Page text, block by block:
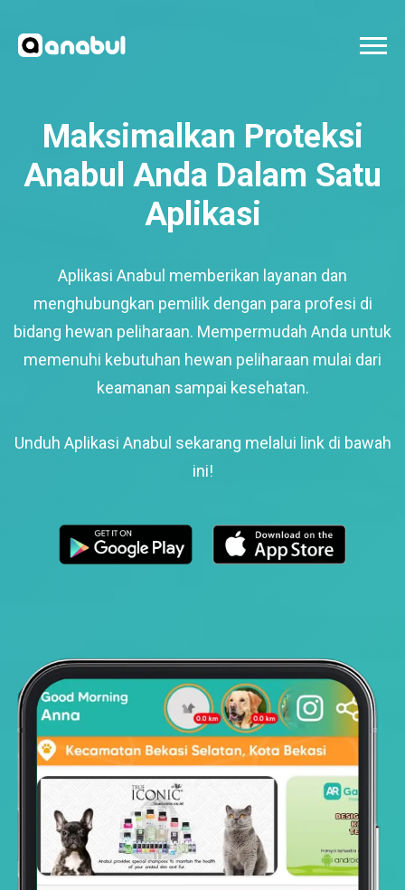
Maksimalkan Proteksi
Anabul Anda Dalam Satu
Aplikasi
Aplikasi Anabul memberikan layanan dan
menghubungkan pemilik dengan para profesi di
bidang hewan peliharaan. Mempermudah Anda untuk
memenuhi kebutuhan hewan peliharaan mulai dari
keamanan sampai kesehatan.
Unduh Aplikasi Anabul sekarang melalui link di bawah
ini!